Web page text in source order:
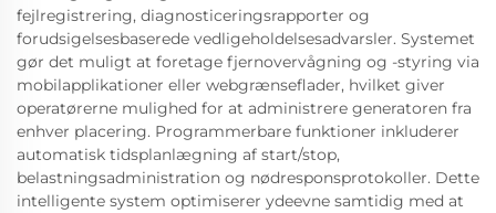
fejlregistrering, diagnosticeringsrapporter og
forudsigelsesbaserede vedligeholdelsesadvarsler. Systemet
gør det muligt at foretage fjernovervågning og -styring via
mobilapplikationer eller webgrænseflader, hvilket giver
operatørerne mulighed for at administrere generatoren fra
enhver placering. Programmerbare funktioner inkluderer
automatisk tidsplanlægning af start/stop,
belastningsadministration og nødresponsprotokoller. Dette
intelligente system optimiserer ydeevne samtidig med at